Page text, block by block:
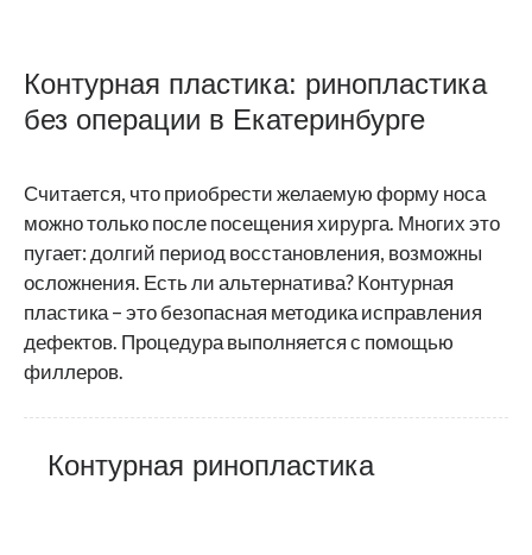
Контурная пластика: ринопластика
без операции в Екатеринбурге
Считается, что приобрести желаемую форму носа
можно только после посещения хирурга. Многих это
пугает: долгий период восстановления, возможны
осложнения. Есть ли альтернатива? Контурная
пластика – это безопасная методика исправления
дефектов. Процедура выполняется с помощью
филлеров.
Контурная ринопластика